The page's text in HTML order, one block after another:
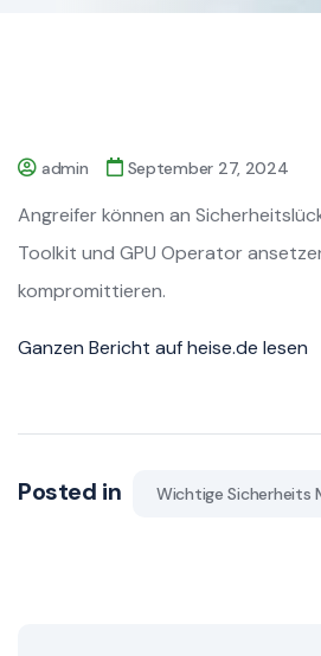
admin September 27, 2024
Angreifer können an
Toolkit und GPU Operator
kompromittieren.
Ganzen Bericht auf heise.de lesen
Posted in Wichtige Sicherheits